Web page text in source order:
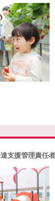
支援管理責任